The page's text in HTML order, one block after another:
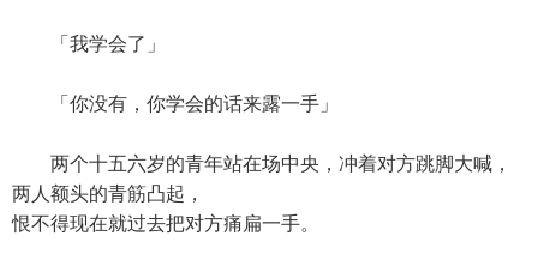
「我学会了」
「你没有，你学会的话来露一手」
两个十五六岁的青年站在场中央，冲着对方跳脚大喊，
两人额头的青筋凸起，
恨不得现在就过去把对方痛扁一手。